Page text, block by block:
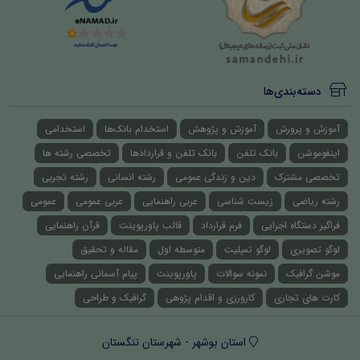
دسته‌بندی‌ها
آموزش و پرورش آموزش و پژوهش استخدام بانک‌ها
استخدامی
اینفوموشن
بانک تلفن بانک تلفن و قراردادها
تخصصی رشته ها
تخصصی مشترک
دین و زندگی عمومی رشته انسانی
رشته تجربی
رشته ریاضی
زیست شناسی عربی راهنمایی عربی عمومی
عمومی
فراگیر دستگاه اجرایی
فرم قرارداد قالب پاورپوینت
قرآن راهنمایی
لوگو تصویری
لوگو تمپلیت متوسطه اول
مقاله و تحقیق
موشن گرافیک
نمونه سوالات پاورپوینت
پیام آسمانی راهنمایی
کارت های تجاری
کارورزی و اقدام پژوهی گرافیک و طراحی
استان بوشهر - شهرستان تنگستان